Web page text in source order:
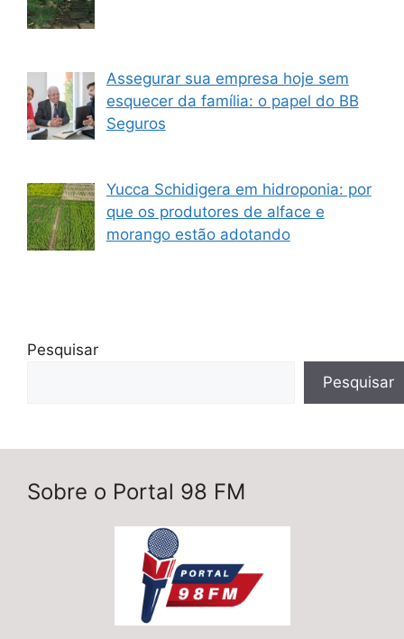
Assegurar sua empresa hoje sem
esquecer da família: o papel do BB
Seguros
Yucca Schidigera em hidroponia: por
que os produtores de alface e
morango estão adotando
Pesquisar
Pesquisar
Sobre o Portal 98 FM